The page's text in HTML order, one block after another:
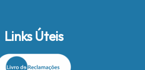
Links Úteis